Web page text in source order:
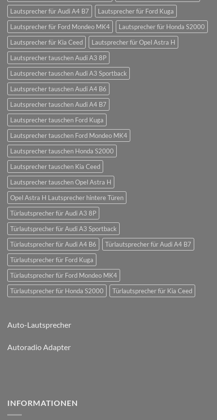
Lautsprecher für Audi A4 B7
Lautsprecher für Ford Kuga
Lautsprecher für Ford Mondeo MK4
Lautsprecher für Honda S2000
Lautsprecher für Kia Ceed
Lautsprecher für Opel Astra H
Lautsprecher tauschen Audi A3 8P
Lautsprecher tauschen Audi A3 Sportback
Lautsprecher tauschen Audi A4 B6
Lautsprecher tauschen Audi A4 B7
Lautsprecher tauschen Ford Kuga
Lautsprecher tauschen Ford Mondeo MK4
Lautsprecher tauschen Honda S2000
Lautsprecher tauschen Kia Ceed
Lautsprecher tauschen Opel Astra H
Opel Astra H Lautsprecher hintere Türen
Türlautsprecher für Audi A3 8P
Türlautsprecher für Audi A3 Sportback
Türlautsprecher für Audi A4 B6
Türlautsprecher für Audi A4 B7
Türlautsprecher für Ford Kuga
Türlautsprecher für Ford Mondeo MK4
Türlautsprecher für Honda S2000
Türlautsprecher für Kia Ceed
Auto-Lautsprecher
Autoradio Adapter
INFORMATIONEN